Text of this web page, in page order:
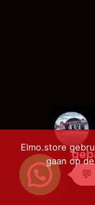
Elmo.store
gaan op